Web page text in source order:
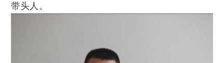
带头人。